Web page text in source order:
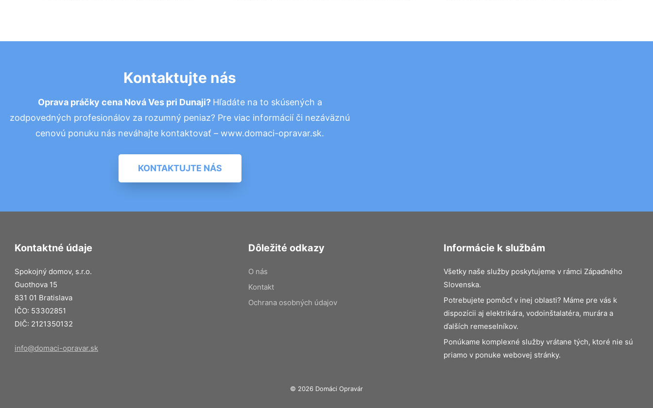
Kontaktujte nás
Oprava práčky cena Nová Ves pri Dunaji? Hľadáte na to skúsených a
zodpovedných profesionálov za rozumný peniaz? Pre viac informácií či nezáväznú
cenovú ponuku nás neváhajte kontaktovať – www.domaci-opravar.sk.
KONTAKTUJTE NÁS
Kontaktné údaje
Spokojný domov, s.r.o.
Guothova 15
831 01 Bratislava
IČO: 53302851
DIČ: 2121350132
info@domaci-opravar.sk
Dôležité odkazy
O nás
Kontakt
Ochrana osobných údajov
Informácie k službám
Všetky naše služby poskytujeme v rámci Západného
Slovenska.
Potrebujete pomôcť v inej oblasti? Máme pre vás k
dispozícii aj elektrikára, vodoinštalatéra, murára a
ďalších remeselníkov.
Ponúkame komplexné služby vrátane tých, ktoré nie sú
priamo v ponuke webovej stránky.
© 2026 Domáci Opravár